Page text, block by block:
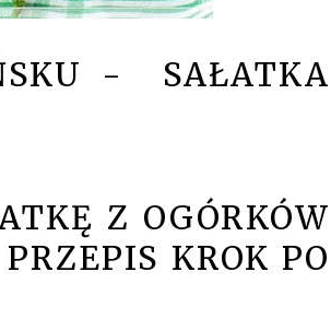
- SAŁATKA
Z OGÓRKÓW
KROK PO